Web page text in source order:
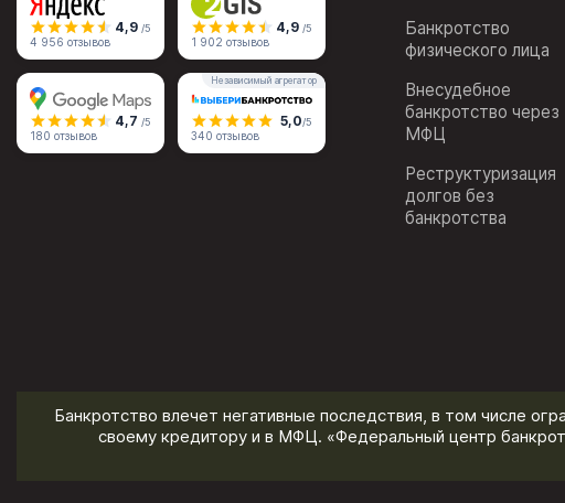
4,9 /5
4 956 отзывов
4,9 /5
1 902 отзывов
4,7 /5
180 отзывов
Независимый агрегатор
5,0/5
340 отзывов
Банкротство
физического лица
Внесудебное
банкротство через
МФЦ
Реструктуризация
долгов без
банкротства
Банкротство влечет негативные последствия, в том числе
своему кредитору и в МФЦ. «Федеральный центр